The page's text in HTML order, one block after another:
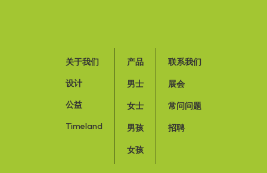
关于我们
设计
公益
Timeland
产品
男士
女士
男孩
女孩
联系我们
展会
常问问题
招聘